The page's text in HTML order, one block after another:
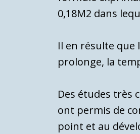
0,18M2 dans
Il en résulte que
prolonge, la
Des études très
ont permis de
point et au